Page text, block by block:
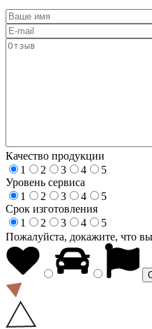
Качество продукции
1
2 3 4
5
Уровень сервиса
1
2 3 4
5
Срок изготовления
1
2 3 4
5
Пожалуйста, докажите, что